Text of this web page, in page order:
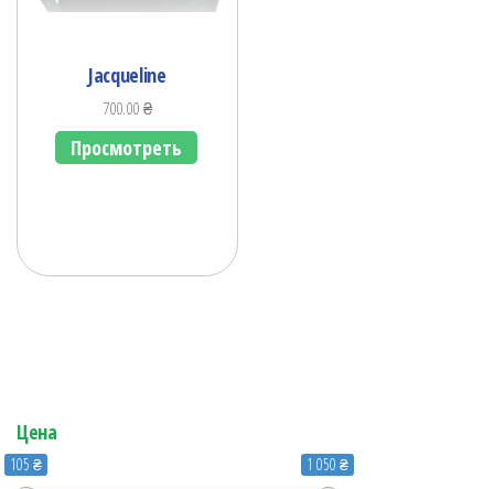
Jacqueline
700.00₴
Просмотреть
Цена
105 ₴ 1 050 ₴